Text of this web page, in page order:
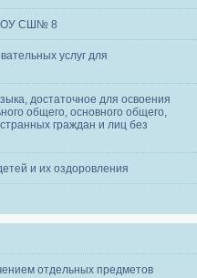
СШ№ 8
услуг для
достаточное для освоения
общего, основного общего,
граждан и лиц без
и их оздоровления
отдельных предметов